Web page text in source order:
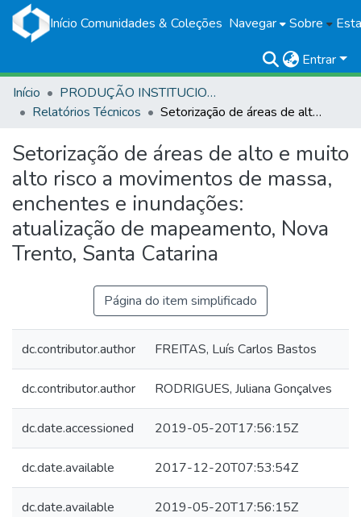
Início Comunidades & Coleções Navegar Sobre
Entrar
Início
PRODUÇÃO INSTITUCIONAL
Relatórios Técnicos
Setorização de áreas de alto e muito alto risco a movimentos de massa, enchentes e inundações: atualização de mapeamento, Nova Trento, Santa Catarina
Setorização de áreas de alto e muito
alto risco a movimentos de massa,
enchentes e inundações:
atualização de mapeamento, Nova
Trento, Santa Catarina
Página do item simplificado
dc.contributor.author FREITAS, Luís Carlos Bastos
dc.contributor.author RODRIGUES, Juliana Gonçalves
dc.date.accessioned 2019-05-20T17:56:15Z
dc.date.available 2017-12-20T07:53:54Z
dc.date.available 2019-05-20T17:56:15Z